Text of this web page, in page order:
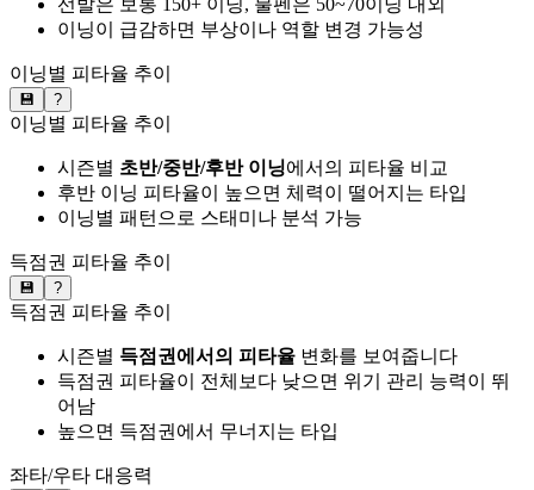
선발은 보통 150+ 이닝, 불펜은 50~70이닝 내외
이닝이 급감하면 부상이나 역할 변경 가능성
이닝별 피타율 추이
💾 ?
이닝별 피타율 추이
시즌별 초반/중반/후반 이닝에서의 피타율 비교
후반 이닝 피타율이 높으면 체력이 떨어지는 타입
이닝별 패턴으로 스태미나 분석 가능
득점권 피타율 추이
💾 ?
득점권 피타율 추이
시즌별 득점권에서의 피타율 변화를 보여줍니다
득점권 피타율이 전체보다 낮으면 위기 관리 능력이 뛰
어남
높으면 득점권에서 무너지는 타입
좌타/우타 대응력